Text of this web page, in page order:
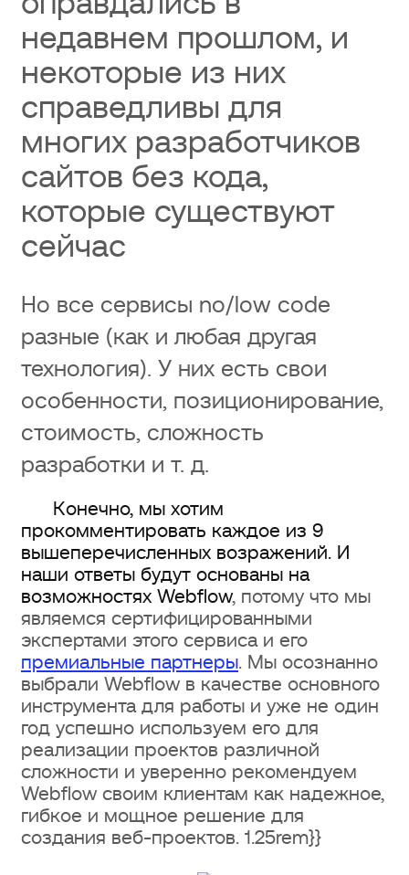
недавнем прошлом, и
некоторые из них
справедливы для
многих разработчиков
сайтов без кода,
которые существуют
сейчас
Но все сервисы no/low code
разные (как и любая другая
технология). У них есть свои
особенности, позиционирование,
стоимость, сложность
разработки и т. д.
Конечно, мы хотим
прокомментировать каждое из 9
вышеперечисленных возражений. И
наши ответы будут основаны на
возможностях Webflow, потому что мы
являемся сертифицированными
экспертами этого сервиса и его
премиальные партнеры. Мы осознанно
выбрали Webflow в качестве основного
инструмента для работы и уже не один
год успешно используем его для
реализации проектов различной
сложности и уверенно рекомендуем
Webflow своим клиентам как надежное,
гибкое и мощное решение для
создания веб-проектов. 1.25rem}}